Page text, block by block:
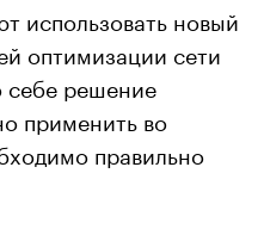
использовать новый
оптимизации сети
себе решение
применить во
правильно